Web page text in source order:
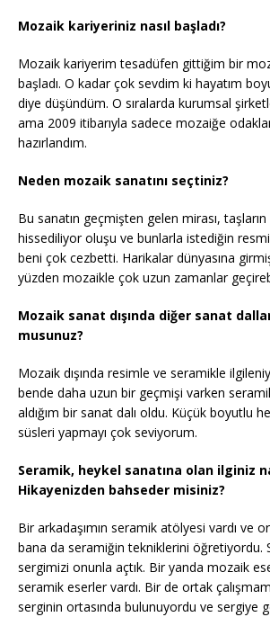
Mozaik kariyeriniz nasıl başladı?
Mozaik kariyerim tesadüfen gittiğim bir
başladı. O kadar çok sevdim ki hayatım
diye düşündüm. O sıralarda kurumsal
ama 2009 itibarıyla sadece mozaiğe
hazırlandım.
Neden mozaik sanatını seçtiniz?
Bu sanatın geçmişten gelen mirası,
hissediliyor oluşu ve bunlarla istediğin
beni çok cezbetti. Harikalar dünyasına
yüzden mozaikle çok uzun zamanlar
Mozaik sanat dışında diğer sanat
musunuz?
Mozaik dışında resimle ve seramikle
bende daha uzun bir geçmişi varken
aldığım bir sanat dalı oldu. Küçük boyutlu
süsleri yapmayı çok seviyorum.
Seramik, heykel sanatına olan ilginiz
Hikayenizden bahseder misiniz?
Bir arkadaşımın seramik atölyesi vardı ve
bana da seramiğin tekniklerini öğretiyordu.
sergimizi onunla açtık. Bir yanda mozaik
seramik eserler vardı. Bir de ortak
serginin ortasında bulunuyordu ve sergiye